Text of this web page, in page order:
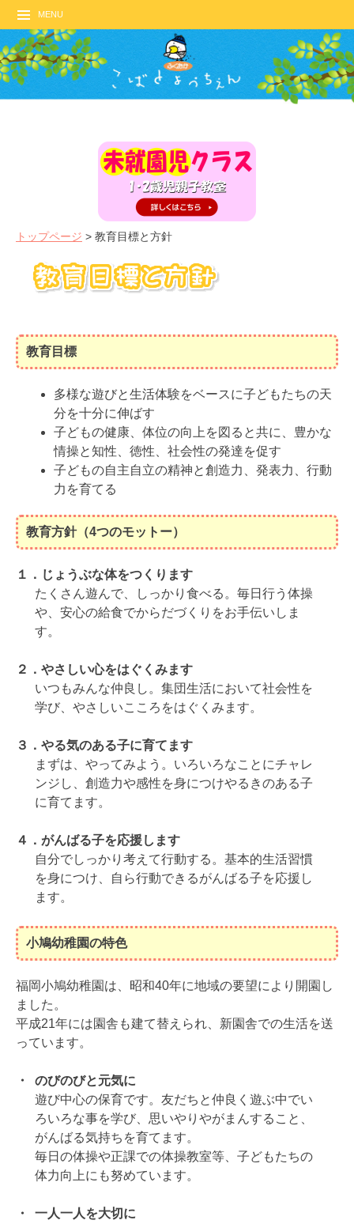
MENU
トップページ > 教育目標と方針
教育目標
多様な遊びと生活体験をベースに子どもたちの天
分を十分に伸ばす
子どもの健康、体位の向上を図ると共に、豊かな
情操と知性、徳性、社会性の発達を促す
子どもの自主自立の精神と創造力、発表力、行動
力を育てる
教育方針（4つのモットー）
１． じょうぶな体をつくります
たくさん遊んで、しっかり食べる。毎日行う体操
や、安心の給食でからだづくりをお手伝いしま
す。
２． やさしい心をはぐくみます
いつもみんな仲良し。集団生活において社会性を
学び、やさしいこころをはぐくみます。
３． やる気のある子に育てます
まずは、やってみよう。いろいろなことにチャレ
ンジし、創造力や感性を身につけやるきのある子
に育てます。
４． がんばる子を応援します
自分でしっかり考えて行動する。基本的生活習慣
を身につけ、自ら行動できるがんばる子を応援し
ます。
小鳩幼稚園の特色
福岡小鳩幼稚園は、昭和40年に地域の要望により開園し
ました。
平成21年には園舎も建て替えられ、新園舎での生活を送
っています。
・
のびのびと元気に
遊び中心の保育です。友だちと仲良く遊ぶ中でい
ろいろな事を学び、思いやりやがまんすること、
がんばる気持ちを育てます。
毎日の体操や正課での体操教室等、子どもたちの
体力向上にも努めています。
・
一人一人を大切に